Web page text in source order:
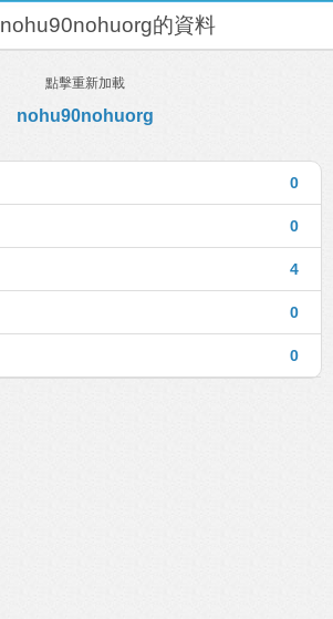
nohu90nohuorg的資料
點擊重新加載
nohu90nohuorg
0
0
4
0
0